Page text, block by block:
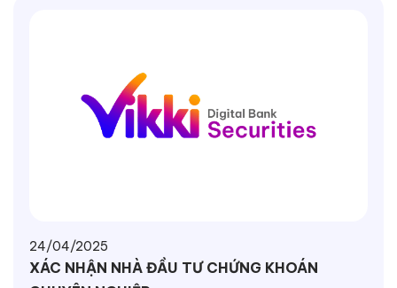
24/04/2025
XÁC NHẬN NHÀ ĐẦU TƯ CHỨNG KHOÁN